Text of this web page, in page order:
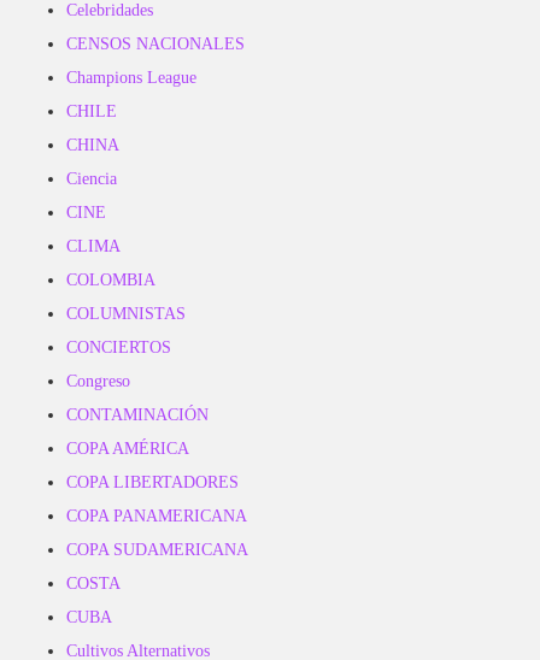
Celebridades
CENSOS NACIONALES
Champions League
CHILE
CHINA
Ciencia
CINE
CLIMA
COLOMBIA
COLUMNISTAS
CONCIERTOS
Congreso
CONTAMINACIÓN
COPA AMÉRICA
COPA LIBERTADORES
COPA PANAMERICANA
COPA SUDAMERICANA
COSTA
CUBA
Cultivos Alternativos